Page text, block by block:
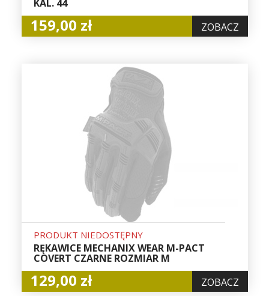
KAL. 44
159,00 zł ZOBACZ
PRODUKT NIEDOSTĘPNY
RĘKAWICE MECHANIX WEAR M-PACT
COVERT CZARNE ROZMIAR M
129,00 zł ZOBACZ